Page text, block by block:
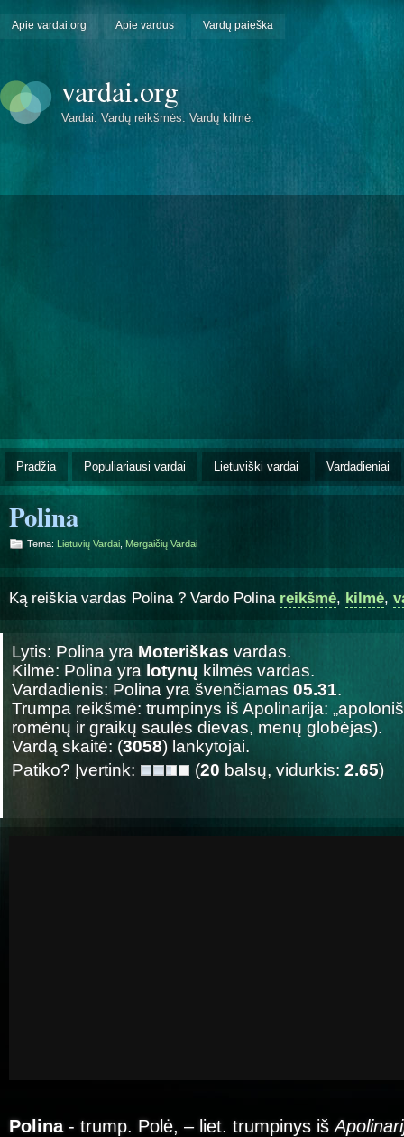
Apie vardai.org Apie vardus Vardų paieška
vardai.org
Vardai. Vardų reikšmės. Vardų kilmė.
Pradžia Populiariausi vardai Lietuviški vardai Vardadieniai
Polina
Tema: Lietuvių Vardai Mergaičių Vardai
Ką reiškia vardas Polina ? Vardo Polina reikšmė, kilmė,
Lytis: Polina yra Moteriškas vardas.
Kilmė: Polina yra lotynų kilmės vardas.
Vardadienis: Polina yra švenčiamas 05.31.
Trumpa reikšmė: trumpinys iš Apolinarija:
romėnų ir graikų saulės dievas, menų globėjas).
Vardą skaitė: (3058) lankytojai.
Patiko? Įvertink:
(20 balsų, vidurkis: 2.65)
Polina - trump. Polė, – liet. trumpinys iš